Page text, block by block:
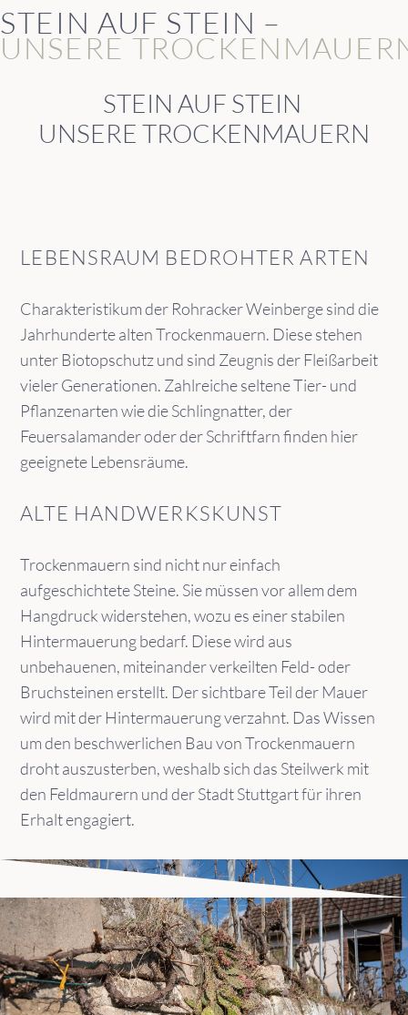
STEIN AUF STEIN –
UNSERE
STEIN AUF STEIN
UNSERE TROCKENMAUERN
LEBENSRAUM BEDROHTER ARTEN
Charakteristikum der Rohracker Weinberge sind die
Jahrhunderte alten Trockenmauern. Diese stehen
unter Biotopschutz und sind Zeugnis der Fleißarbeit
vieler Generationen. Zahlreiche seltene Tier- und
Pflanzenarten wie die Schlingnatter, der
Feuersalamander oder der Schriftfarn finden hier
geeignete Lebensräume.
ALTE HANDWERKSKUNST
Trockenmauern sind nicht nur einfach
aufgeschichtete Steine. Sie müssen vor allem dem
Hangdruck widerstehen, wozu es einer stabilen
Hintermauerung bedarf. Diese wird aus
unbehauenen, miteinander verkeilten Feld- oder
Bruchsteinen erstellt. Der sichtbare Teil der Mauer
wird mit der Hintermauerung verzahnt. Das Wissen
um den beschwerlichen Bau von Trockenmauern
droht auszusterben, weshalb sich das Steilwerk mit
den Feldmaurern und der Stadt Stuttgart für ihren
Erhalt engagiert.